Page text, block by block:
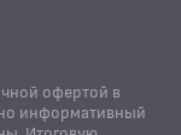
офертой в
информативный